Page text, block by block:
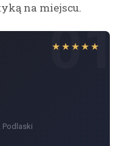
na miejscu.
01
★★★★★
Podlaski